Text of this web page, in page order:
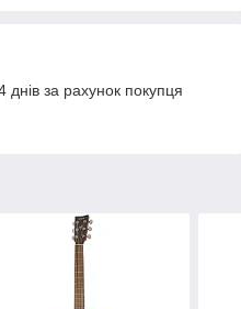
за рахунок покупця